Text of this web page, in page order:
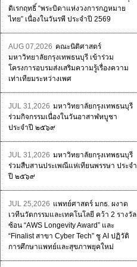
ดิเรกฤทธิ์ “พระบิดาแห่งวงการกฎหมาย
ไทย” เนื่องในวันรพี ประจำปี 2569
AUG 07,2026 คณะนิติศาสตร์
มหาวิทยาลัยกรุงเทพธนบุรี เข้าร่วม
โครงการอบรมส่งเสริมความรู้เรื่องความ
เท่าเทียมระหว่างเพศ
JUL 31,2026 มหาวิทยาลัยกรุงเทพธนบุรี
ร่วมกิจกรรมเนื่องในวันอาสาฬหบูชา
ประจำปี ๒๕๖๙
JUL 31,2026 มหาวิทยาลัยกรุงเทพธนบุรี
ร่วมสืบสานประเพณีแห่เทียนพรรษา ประจำ
ปี ๒๕๖๙
JUL 25,2026 แพทย์ศาสตร์ มกธ. ผงาด
เวทีนวัตกรรมและเทคโนโลยี คว้า 2 รางวัล
ซ้อน “AWS Longevity Award” และ
“Finalist สาขา Cyber Tech” ชู AI ปฏิวัติ
การศึกษาแพทย์และสุขภาพยุคใหม่